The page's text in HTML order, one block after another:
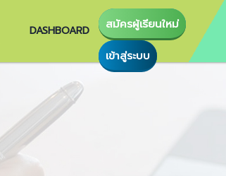
DASHBOARD สมัครผู้เรียนใหม่
เข้าสู่ระบบ